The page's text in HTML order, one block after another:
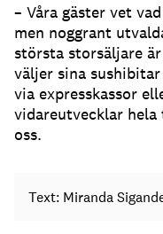
– Våra gäster vet
men noggrant
största storsäljare
väljer sina
via expresskassor
vidareutvecklar
oss.
Text: Miranda